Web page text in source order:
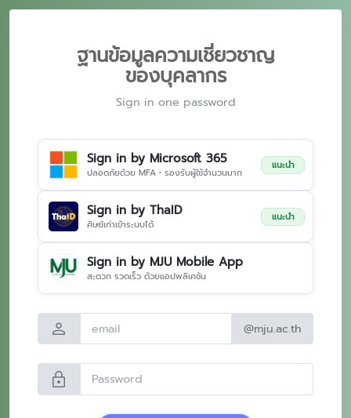
ฐานข้อมูลความเชี่ยวชาญ
ของบุคลากร
Sign in one password
Sign in by Microsoft 365
ปลอดภัยด้วย MFA • รองรับผู้ใช้จำนวนมาก
แนะนำ
Sign in by ThaID
ศิษย์เก่าเข้าระบบได้
แนะนำ
Sign in by MJU Mobile App
สะดวก รวดเร็ว ด้วยแอปพลิเคชัน
person @mju.ac.th
lock